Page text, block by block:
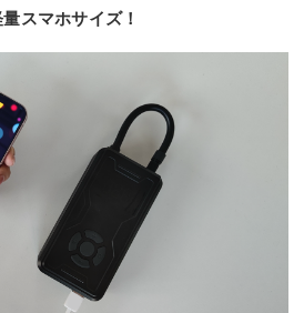
スマホサイズ！